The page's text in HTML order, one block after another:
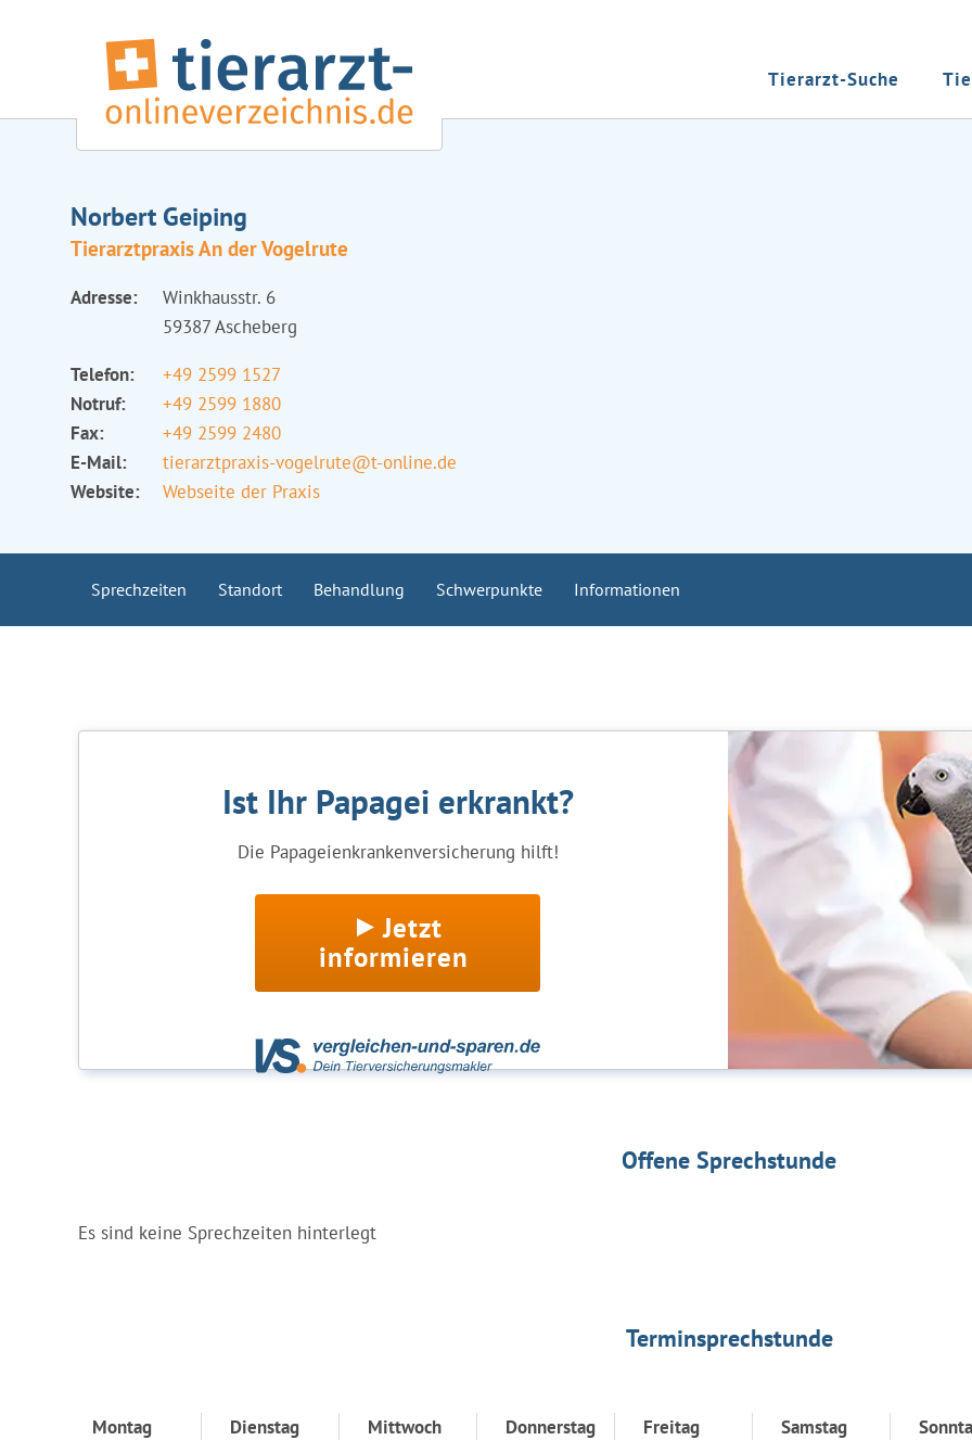
Tierarzt-Suche
Norbert Geiping
Tierarztpraxis An der Vogelrute
Adresse:
Winkhausstr. 6
59387 Ascheberg
Telefon:
+49 2599 1527
Notruf:
+49 2599 1880
Fax:
+49 2599 2480
E-Mail:
tierarztpraxis-vogelrute@t-online.de
Website:
Webseite der Praxis
Sprechzeiten Standort Behandlung Schwerpunkte Informationen
Ist Ihr Papagei erkrankt?
Die Papageienkrankenversicherung hilft!
Jetzt
informieren
Offene Sprechstunde
Es sind keine Sprechzeiten hinterlegt
Terminsprechstunde
Montag
Dienstag
Mittwoch
Donnerstag
Freitag
Samstag